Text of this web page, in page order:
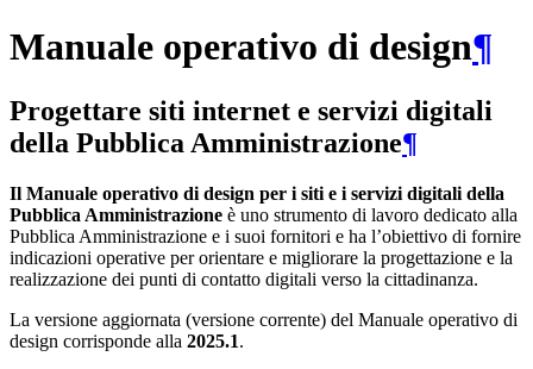
Manuale operativo di design¶
Progettare siti internet e servizi digitali
della Pubblica Amministrazione¶
Il Manuale operativo di design per i siti e i servizi digitali della
Pubblica Amministrazione è uno strumento di lavoro dedicato alla
Pubblica Amministrazione e i suoi fornitori e ha l’obiettivo di fornire
indicazioni operative per orientare e migliorare la progettazione e la
realizzazione dei punti di contatto digitali verso la cittadinanza.
La versione aggiornata (versione corrente) del Manuale operativo di
design corrisponde alla 2025.1.